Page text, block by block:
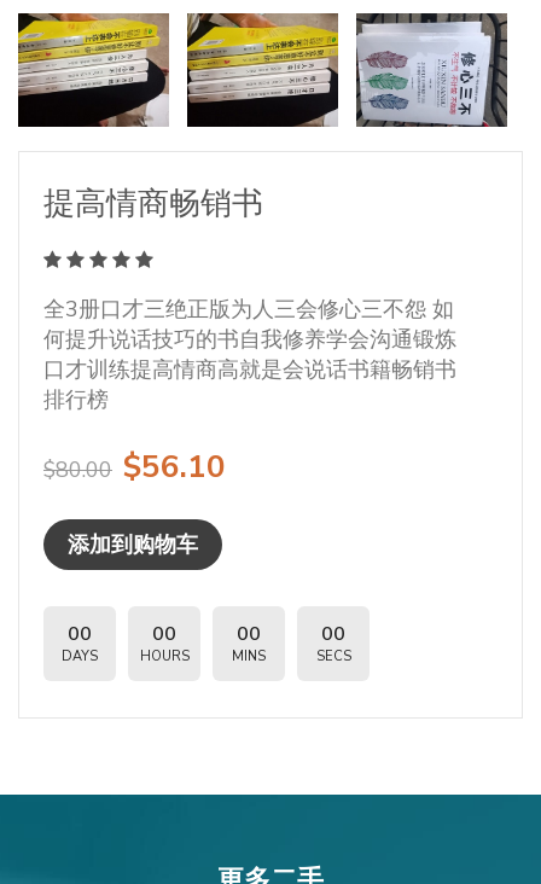
提高情商畅销书
全3册口才三绝正版为人三会修心三不怨 如
何提升说话技巧的书自我修养学会沟通锻炼
口才训练提高情商高就是会说话书籍畅销书
排行榜
$80.00 $56.10
添加到购物车
00
DAYS
00
HOURS
00
MINS
00
SECS
提高情商畅销书
全3册口才三绝正版为人三会修心三不怨 如
何提升说话技巧的书自我修养学会沟通锻炼
口才训练提高情商高就是会说话书籍畅销书
排行榜
$80.00 $56.10
添加到购物车
00
DAYS
00
HOURS
00
MINS
00
SECS
提高情商畅销书
全3册口才三绝正版为人三会修心三不怨 如
何提升说话技巧的书自我修养学会沟通锻炼
口才训练提高情商高就是会说话书籍畅销书
排行榜
$80.00 $56.10
添加到购物车
00
DAYS
00
HOURS
00
MINS
00
SECS
提高情商畅销书
全3册口才三绝正版为人三会修心三不怨 如
何提升说话技巧的书自我修养学会沟通锻炼
口才训练提高情商高就是会说话书籍畅销书
排行榜
$80.00 $56.10
添加到购物车
00
DAYS
00
HOURS
00
MINS
00
SECS
提高情商畅销书
全3册口才三绝正版为人三会修心三不怨 如
何提升说话技巧的书自我修养学会沟通锻炼
口才训练提高情商高就是会说话书籍畅销书
排行榜
$80.00 $56.10
添加到购物车
00
DAYS
00
HOURS
00
MINS
00
SECS